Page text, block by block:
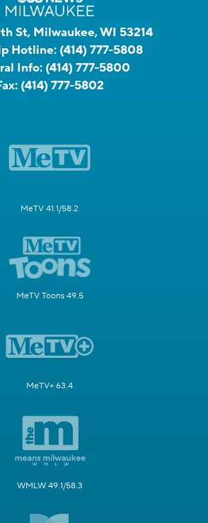
St, Milwaukee, WI 53214
Hotline: (414) 777-5808
Info: (414) 777-5800
(414) 777-5802
MeTV 41.1/58.2
MeTV Toons 49.5
MeTV+ 63.4
WMLW 49.1/58.3